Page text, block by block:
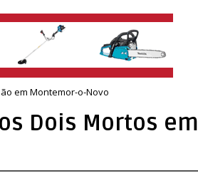
em Montemor-o-Novo
Dois Mortos em